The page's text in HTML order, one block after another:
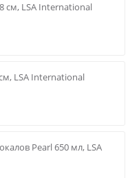
см, LSA International
LSA International
Pearl 650 мл, LSA